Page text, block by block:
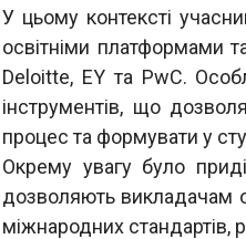
У цьому контексті
освітніми платформами
Deloitte, EY та PwC.
інструментів, що
процес та формувати у
Окрему увагу було
дозволяють викладачам
міжнародних стандартів,